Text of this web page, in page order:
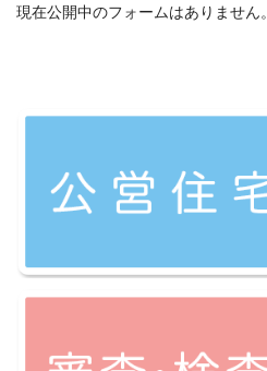
現在公開中のフォームはありません。